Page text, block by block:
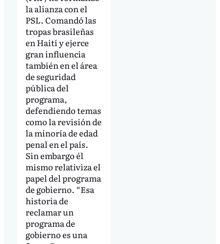
la alianza con el
PSL. Comandó las
tropas brasileñas
en Haití y ejerce
gran influencia
también en el área
de seguridad
pública del
programa,
defendiendo temas
como la revisión de
la minoría de edad
penal en el país.
Sin embargo él
mismo relativiza el
papel del programa
de gobierno. “Esa
historia de
reclamar un
programa de
gobierno es una